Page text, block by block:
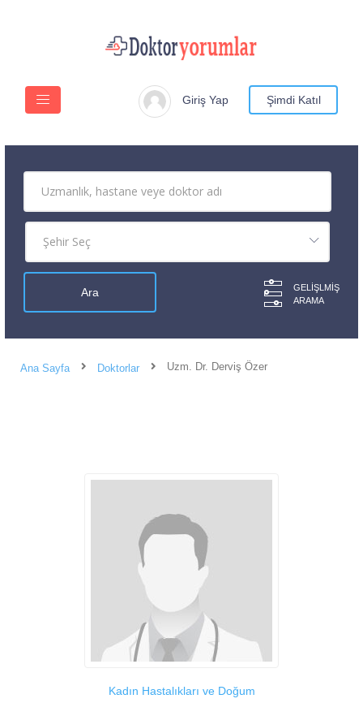
Giriş Yap Şimdi Katıl
GELIŞLMIŞ
ARAMA
Ana Sayfa Doktorlar Uzm. Dr. Derviş Özer
Kadın Hastalıkları ve Doğum